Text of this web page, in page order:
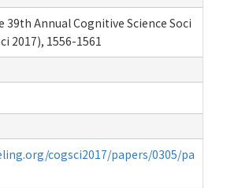
39th Annual Cognitive Science Soci
2017), 1556-1561
cogsci2017/papers/0305/pa